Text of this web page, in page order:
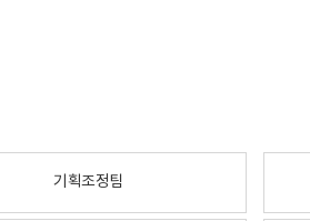
기획조정팀